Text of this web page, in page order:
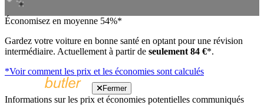
Économisez en moyenne 54%*
Gardez votre voiture en bonne santé en optant pour une révision
intermédiaire. Actuellement à partir de seulement 84 €*.
*Voir comment les prix et les économies sont calculés
Fermer
Informations sur les prix et économies potentielles communiqués